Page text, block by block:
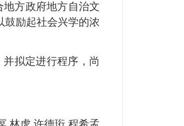
方政府地方自治文
鼓励起社会兴学的浓
拟定进行程序，尚